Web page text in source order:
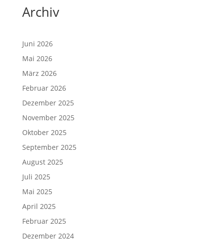
Archiv
Juni 2026
Mai 2026
März 2026
Februar 2026
Dezember 2025
November 2025
Oktober 2025
September 2025
August 2025
Juli 2025
Mai 2025
April 2025
Februar 2025
Dezember 2024